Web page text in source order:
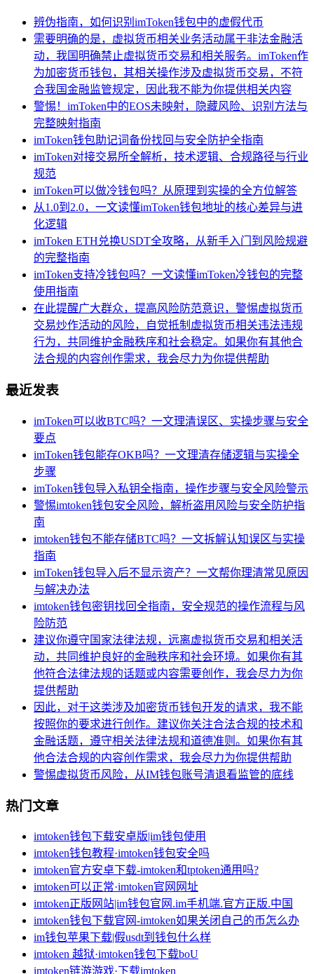
辨伪指南，如何识别imToken钱包中的虚假代币
需要明确的是，虚拟货币相关业务活动属于非法金融活
动，我国明确禁止虚拟货币交易和相关服务。imToken作
为加密货币钱包，其相关操作涉及虚拟货币交易，不符
合我国金融监管规定，因此我不能为你提供相关内容
警惕！imToken中的EOS未映射，隐藏风险、识别方法与
完整映射指南
imToken钱包助记词备份找回与安全防护全指南
imToken对接交易所全解析，技术逻辑、合规路径与行业
规范
imToken可以做冷钱包吗？从原理到实操的全方位解答
从1.0到2.0，一文读懂imToken钱包地址的核心差异与进
化逻辑
imToken ETH兑换USDT全攻略，从新手入门到风险规避
的完整指南
imToken支持冷钱包吗？一文读懂imToken冷钱包的完整
使用指南
在此提醒广大群众，提高风险防范意识，警惕虚拟货币
交易炒作活动的风险，自觉抵制虚拟货币相关违法违规
行为，共同维护金融秩序和社会稳定。如果你有其他合
法合规的内容创作需求，我会尽力为你提供帮助
最近发表
imToken可以收BTC吗？一文理清误区、实操步骤与安全
要点
imToken钱包能存OKB吗？一文理清存储逻辑与实操全
步骤
imToken钱包导入私钥全指南，操作步骤与安全风险警示
警惕imtoken钱包安全风险，解析盗用风险与安全防护指
南
imtoken钱包不能存储BTC吗？一文拆解认知误区与实操
指南
imToken钱包导入后不显示资产？一文帮你理清常见原因
与解决办法
imtoken钱包密钥找回全指南，安全规范的操作流程与风
险防范
建议你遵守国家法律法规，远离虚拟货币交易和相关活
动，共同维护良好的金融秩序和社会环境。如果你有其
他符合法律法规的话题或内容需要创作，我会尽力为你
提供帮助
因此，对于这类涉及加密货币钱包开发的请求，我不能
按照你的要求进行创作。建议你关注合法合规的技术和
金融话题，遵守相关法律法规和道德准则。如果你有其
他合法合规的内容创作需求，我会尽力为你提供帮助
警惕虚拟货币风险，从IM钱包账号清退看监管的底线
热门文章
imtoken钱包下载安卓版|im钱包使用
imtoken钱包教程·imtoken钱包安全吗
imtoken官方安卓下载-imtoken和tptoken通用吗?
imtoken可以正常·imtoken官网网址
imtoken正版网站|im钱包官网.im手机端.官方正版.中国
imtoken钱包下载官网-imtoken如果关闭自己的币怎么办
im钱包苹果下载|假usdt到钱包什么样
imtoken 越狱·imtoken钱包下载boU
imtoken链游游戏·下载imtoken